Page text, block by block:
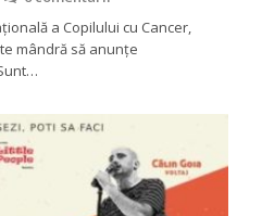
a Copilului cu Cancer,
mândră să anunțe